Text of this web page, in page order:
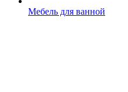
Мебель для ванной